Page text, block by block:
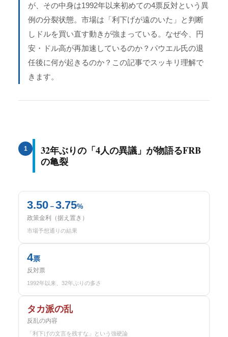
が、その中身は1992年以来初めての4票反対という異
例の分裂状態。市場は「利下げが遠のいた」と判断
しドルを買い直す動きが強まっている。なぜ今、円
安・ドル高が再加速しているのか？パウエル氏の退
任後に何が起きるのか？この記事でスッキリ理解で
きます。
1
32年ぶりの「4人の異議」が物語るFRB
の亀裂
3.50 －3.75%
政策金利（据え置き）
市場予想通りの結果
4票
反対票
1992年以来、32年ぶりの多さ
タカ派の乱
反乱の内容
「利下げの文言を残すな」という強硬論